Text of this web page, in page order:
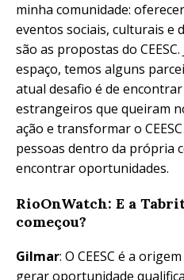
minha comunidade:
eventos sociais, culturais e
são as propostas do
espaço, temos alguns
atual desafio é de
estrangeiros que queiram
ação e transformar o
pessoas dentro da própria
encontrar oportunidades.
RioOnWatch: E a
começou?
Gilmar: O CEESC é a
gerar oportunidade